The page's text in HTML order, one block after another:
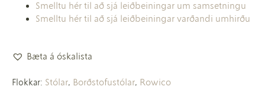
Smelltu hér til að sjá leiðbeiningar um samsetningu
Smelltu hér til að sjá leiðbeiningar varðandi umhirðu
Bæta á óskalista
Flokkar: Stólar, Borðstofustólar, Rowico